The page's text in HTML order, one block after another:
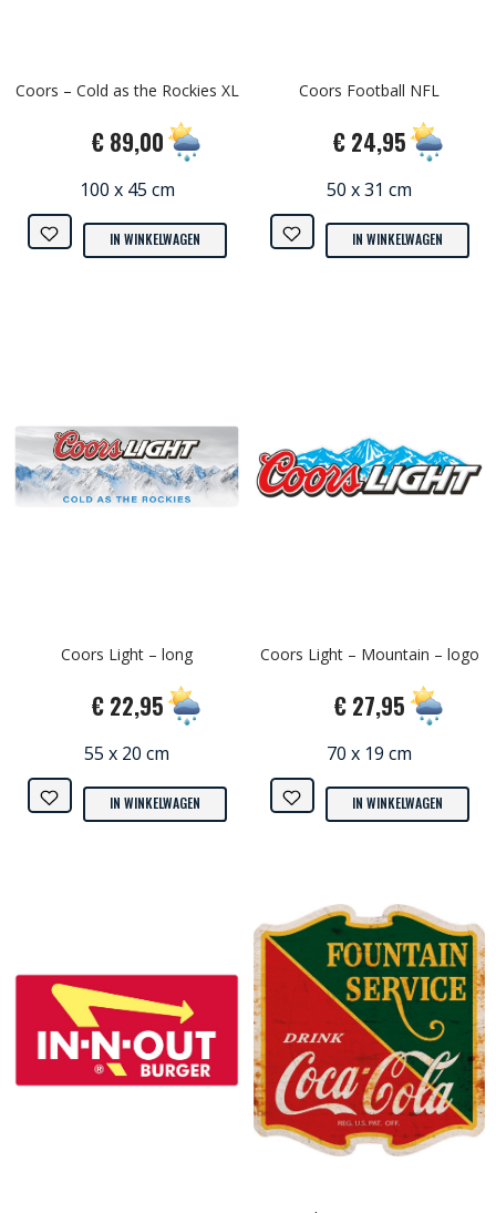
Coors – Cold as the Rockies XL
€ 89,00
100 x 45 cm
IN WINKELWAGEN
Coors Football NFL
€ 24,95
50 x 31 cm
IN WINKELWAGEN
Coors Light – long
€ 22,95
55 x 20 cm
IN WINKELWAGEN
Coors Light – Mountain – logo
€ 27,95
70 x 19 cm
IN WINKELWAGEN